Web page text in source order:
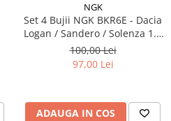
NGK
Set 4 Bujii NGK BKR6E - Dacia
Logan / Sandero / Solenza 1.4
& 1.6 MPI - Kit Complet
100,00 Lei
97,00 Lei
ADAUGA IN COS